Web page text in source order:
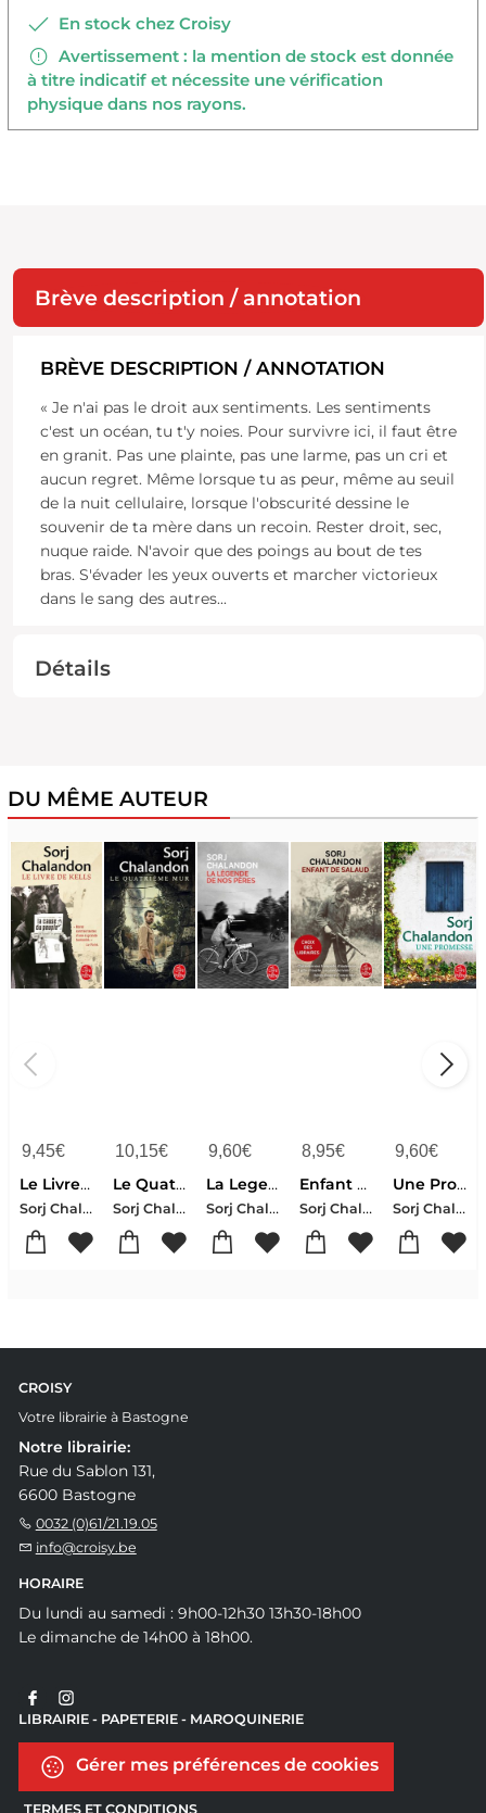
En stock chez Croisy
Avertissement : la mention de stock est donnée
à titre indicatif et nécessite une vérification
physique dans nos rayons.
Brève description / annotation
BRÈVE DESCRIPTION / ANNOTATION
« Je n'ai pas le droit aux sentiments. Les sentiments
c'est un océan, tu t'y noies. Pour survivre ici, il faut être
en granit. Pas une plainte, pas une larme, pas un cri et
aucun regret. Même lorsque tu as peur, même au seuil
de la nuit cellulaire, lorsque l'obscurité dessine le
souvenir de ta mère dans un recoin. Rester droit, sec,
nuque raide. N'avoir que des poings au bout de tes
bras. S'évader les yeux ouverts et marcher victorieux
dans le sang des autres...
Détails
DU MÊME AUTEUR
9,45€
Le Livre De Kells
Sorj Chalandon
10,15€
Le Quatrieme Mur
Sorj Chalandon
9,60€
La Legende De Nos Peres
Sorj Chalandon
8,95€
Enfant De Salaud
Sorj Chalandon
9,60€
Une Promesse
Sorj Chalandon
CROISY
Votre librairie à Bastogne
Notre librairie:
Rue du Sablon 131,
6600 Bastogne
0032 (0)61/21.19.05
info@croisy.be
HORAIRE
Du lundi au samedi : 9h00-12h30 13h30-18h00
Le dimanche de 14h00 à 18h00.
LIBRAIRIE - PAPETERIE - MAROQUINERIE
Gérer mes préférences de cookies
TERMES ET CONDITIONS